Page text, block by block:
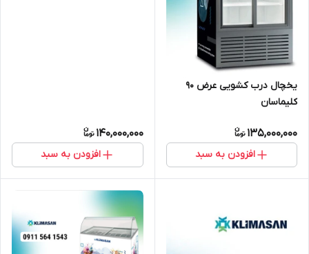
یخچال درب کشویی عرض ۹۰
کلیماسان
135,000,000
افزودن به سبد
140,000,000
افزودن به سبد